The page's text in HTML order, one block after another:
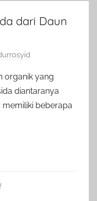
dari Daun
organik yang
diantaranya
memiliki beberapa